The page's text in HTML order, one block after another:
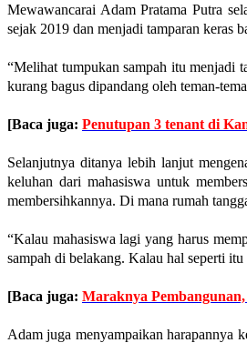
Mewawancarai Adam Pratama Putra
sejak 2019 dan menjadi tamparan keras
“Melihat tumpukan sampah itu menjadi
kurang bagus dipandang oleh teman-
[Baca juga: Penutupan 3 tenant di
Selanjutnya ditanya lebih lanjut
keluhan dari mahasiswa untuk
membersihkannya. Di mana rumah
“Kalau mahasiswa lagi yang harus
sampah di belakang. Kalau hal seperti
[Baca juga: Maraknya
Adam juga menyampaikan harapannya